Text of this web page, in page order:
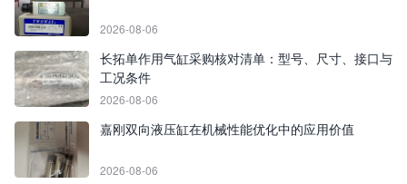
2026-08-06
长拓单作用气缸采购核对清单：型号、尺寸、接口与
工况条件
2026-08-06
嘉刚双向液压缸在机械性能优化中的应用价值
2026-08-06